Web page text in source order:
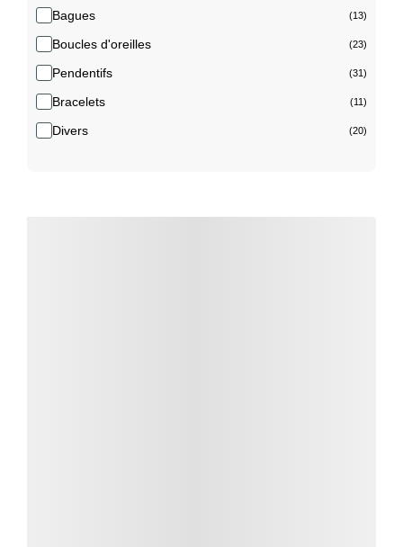
Bagues (13)
Boucles d'oreilles (23)
Pendentifs (31)
Bracelets (11)
Divers (20)